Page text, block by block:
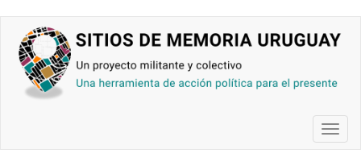
contenido
principal